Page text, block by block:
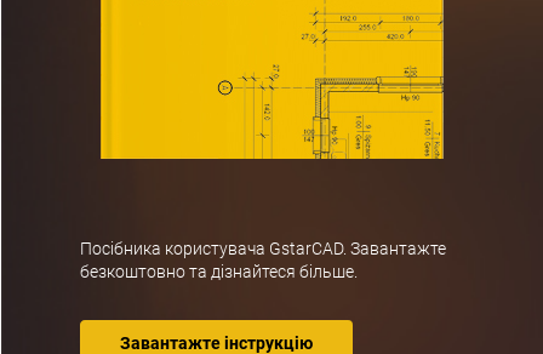
Посібника користувача GstarCAD. Завантажте
безкоштовно та дізнайтеся більше.
Завантажте інструкцію